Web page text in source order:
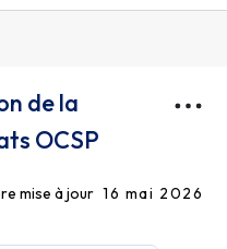
de la
OCSP
mise à jour 16 mai 2026